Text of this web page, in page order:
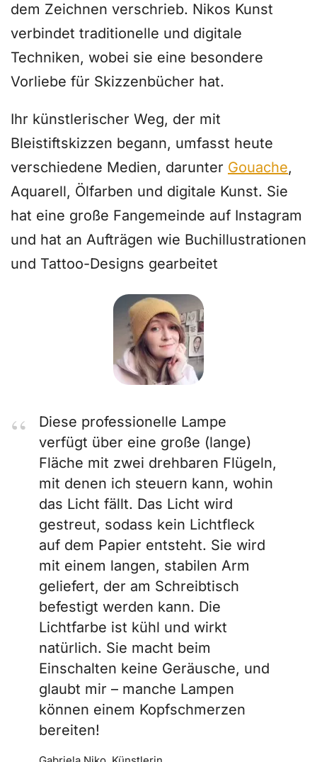
dem Zeichnen verschrieb. Nikos Kunst
verbindet traditionelle und digitale
Techniken, wobei sie eine besondere
Vorliebe für Skizzenbücher hat.
Ihr künstlerischer Weg, der mit
Bleistiftskizzen begann, umfasst heute
verschiedene Medien, darunter Gouache,
Aquarell, Ölfarben und digitale Kunst. Sie
hat eine große Fangemeinde auf Instagram
und hat an Aufträgen wie Buchillustrationen
und Tattoo-Designs gearbeitet
Diese professionelle Lampe
verfügt über eine große (lange)
Fläche mit zwei drehbaren Flügeln,
mit denen ich steuern kann, wohin
das Licht fällt. Das Licht wird
gestreut, sodass kein Lichtfleck
auf dem Papier entsteht. Sie wird
mit einem langen, stabilen Arm
geliefert, der am Schreibtisch
befestigt werden kann. Die
Lichtfarbe ist kühl und wirkt
natürlich. Sie macht beim
Einschalten keine Geräusche, und
glaubt mir – manche Lampen
können einem Kopfschmerzen
bereiten!